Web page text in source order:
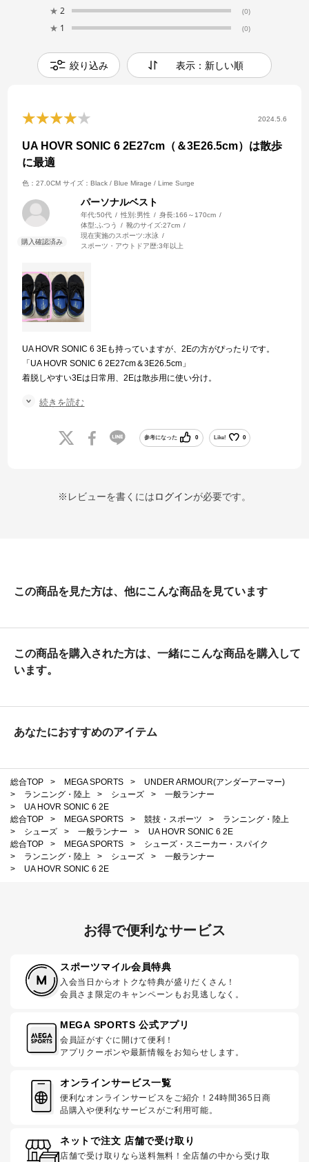
★ 2 (0)
★ 1 (0)
絞り込み 表示：新しい順
2024.5.6
UA HOVR SONIC 6 2E27cm（＆3E26.5cm）は散歩
に最適
色：27.0CM サイズ：Black / Blue Mirage / Lime Surge
パーソナルベスト
年代:50代 性別:男性 身長:166～170cm
体型: ふつう 靴のサイズ:27cm
現在実施のスポーツ:水泳
スポーツ・アウトドア歴:3年以上
UA HOVR SONIC 6 3Eも持っていますが、2Eの方がぴったりです。
「UA HOVR SONIC 6 2E27cm＆3E26.5cm」
着脱しやすい3Eは日常用、2Eは散歩用に使い分け。
怪我しないように使い分けがいいと思います。
続きを読む
参考になった 0 Like! 0
※レビューを書くにはログインが必要です。
この商品を見た方は、他にこんな商品を見ています
この商品を購入された方は、一緒にこんな商品を購入して
います。
あなたにおすすめのアイテム
総合TOP > MEGA SPORTS >
UNDER ARMOUR(アンダーアーマー)
>
ランニング・陸上 > シューズ >
一般ランナー
>
UA HOVR SONIC 6 2E
総合TOP
> MEGA SPORTS > 競技・スポーツ >
ランニング・陸上
>
シューズ > 一般ランナー >
UA HOVR SONIC 6 2E
総合TOP
> MEGA SPORTS >
シューズ・スニーカー・スパイク
>
ランニング・陸上 > シューズ >
一般ランナー
>
UA HOVR SONIC 6 2E
お得で便利なサービス
スポーツマイル会員特典
入会当日からオトクな特典が盛りだくさん！
会員さま限定のキャンペーンもお見逃しなく。
MEGA SPORTS 公式アプリ
会員証がすぐに開けて便利！
アプリクーポンや最新情報をお知らせします。
オンラインサービス一覧
便利なオンラインサービスをご紹介！24時間365日商
品購入や便利なサービスがご利用可能。
ネットで注文 店舗で受け取り
店舗で受け取りなら送料無料！全店舗の中から受け取